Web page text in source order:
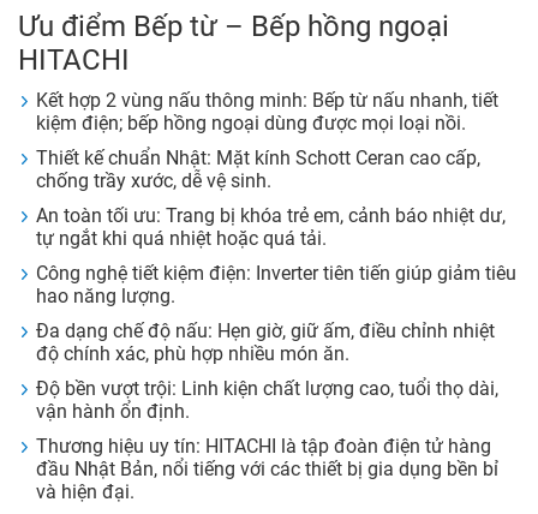
Ưu điểm Bếp từ – Bếp hồng ngoại
HITACHI
Kết hợp 2 vùng nấu thông minh: Bếp từ nấu nhanh, tiết
kiệm điện; bếp hồng ngoại dùng được mọi loại nồi.
Thiết kế chuẩn Nhật: Mặt kính Schott Ceran cao cấp,
chống trầy xước, dễ vệ sinh.
An toàn tối ưu: Trang bị khóa trẻ em, cảnh báo nhiệt dư,
tự ngắt khi quá nhiệt hoặc quá tải.
Công nghệ tiết kiệm điện: Inverter tiên tiến giúp giảm tiêu
hao năng lượng.
Đa dạng chế độ nấu: Hẹn giờ, giữ ấm, điều chỉnh nhiệt
độ chính xác, phù hợp nhiều món ăn.
Độ bền vượt trội: Linh kiện chất lượng cao, tuổi thọ dài,
vận hành ổn định.
Thương hiệu uy tín: HITACHI là tập đoàn điện tử hàng
đầu Nhật Bản, nổi tiếng với các thiết bị gia dụng bền bỉ
và hiện đại.